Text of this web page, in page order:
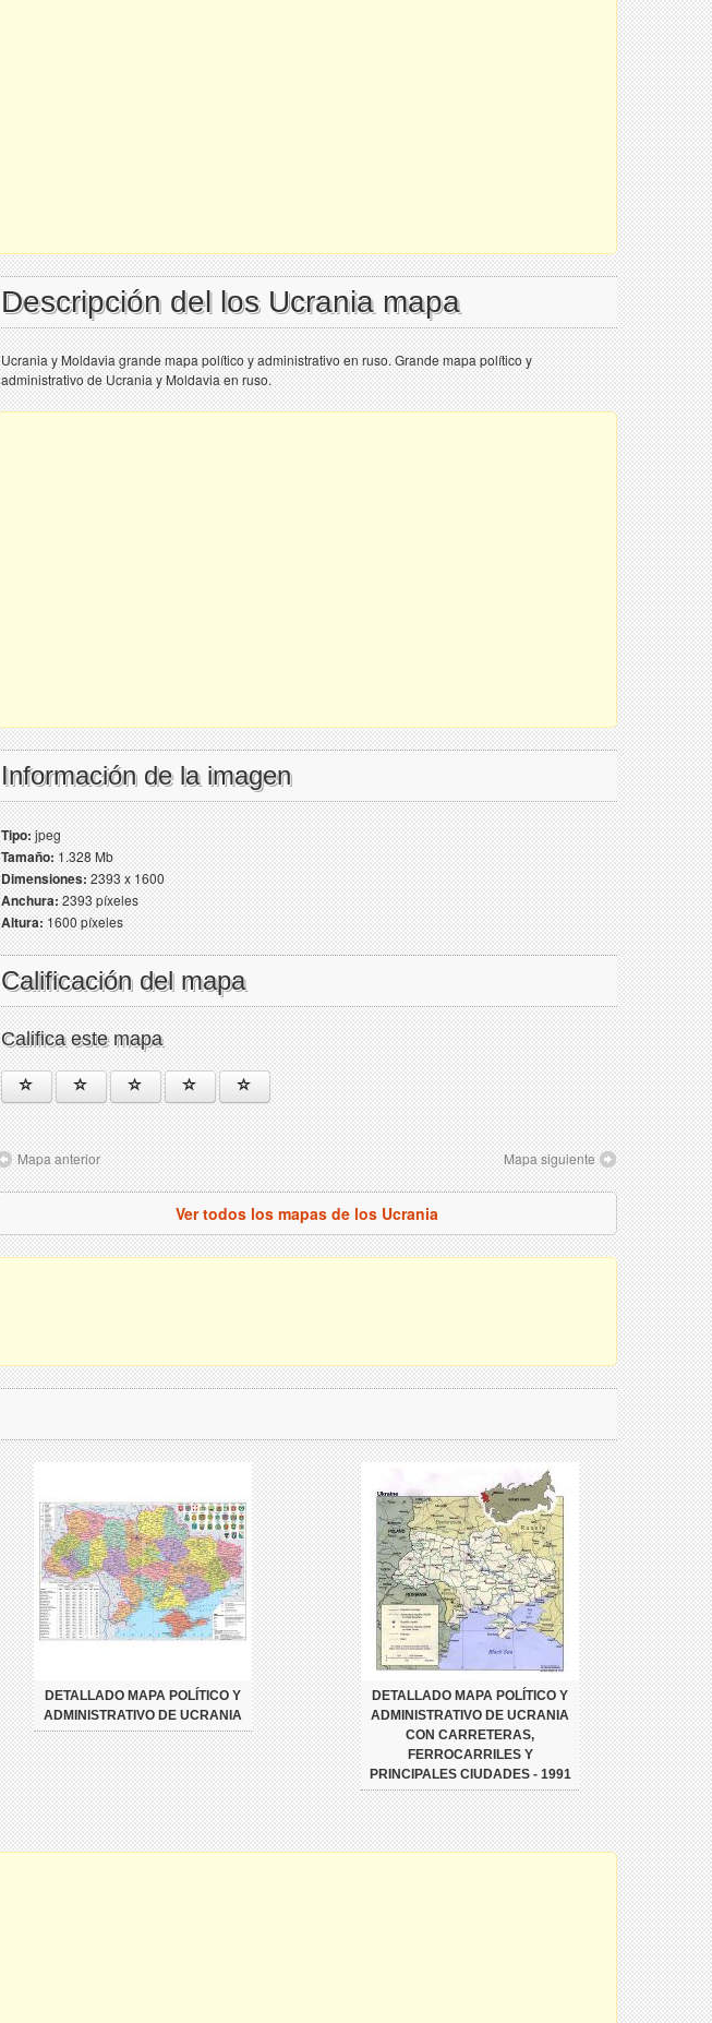
Descripción del los Ucrania mapa
Ucrania y Moldavia grande mapa político y administrativo en ruso. Grande mapa político y
administrativo de Ucrania y Moldavia en ruso.
Información de la imagen
Tipo:jpeg
Tamaño:1.328 Mb
Dimensiones:2393 x 1600
Anchura:2393 píxeles
Altura:1600 píxeles
Calificación del mapa
Califica este mapa
Mapa anterior Mapa siguiente
Ver todos los mapas de los Ucrania
DETALLADO MAPA POLÍTICO Y
ADMINISTRATIVO DE UCRANIA
DETALLADO MAPA POLÍTICO Y
ADMINISTRATIVO DE UCRANIA
CON CARRETERAS,
FERROCARRILES Y
PRINCIPALES CIUDADES - 1991